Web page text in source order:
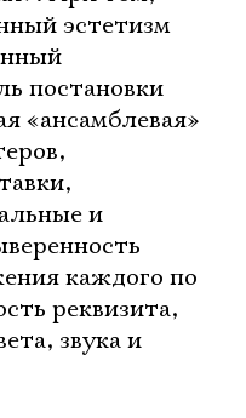
эстетизм
постановки
«ансамблевая»
и
каждого по
реквизита,
звука и